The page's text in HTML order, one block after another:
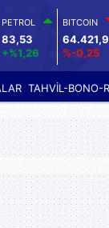
PETROL
83,53
+%1,26
BITCOIN
%-0,25
TAHVİL-BONO-